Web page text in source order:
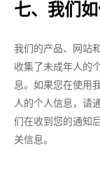
七、我们
我们的产品、网站
收集了未成年人的
息。如果您在使用
人的个人信息，请
们在收到您的通知
关信息。